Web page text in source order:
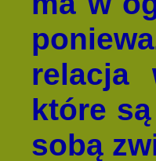
relacja
które
sobą